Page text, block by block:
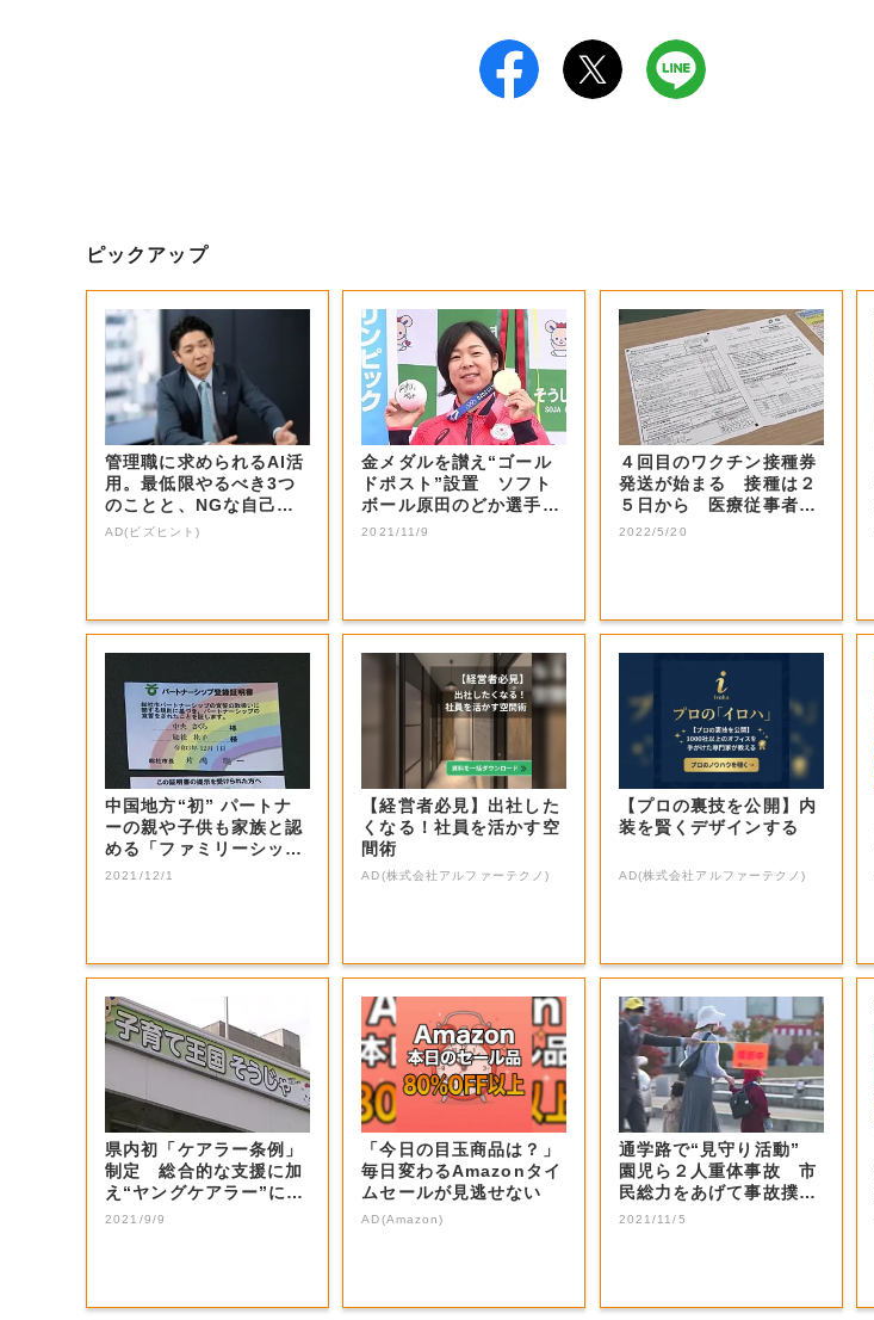
ピックアップ
管理職に求められるAI活
用。最低限やるべき3つ
のことと、NGな自己認
識
AD(ビズヒント)
金メダルを讃え“ゴール
ドポスト”設置 ソフト
ボール原田のどか選手に
市民栄誉賞【岡...
2021/11/9
４回目のワクチン接種券
発送が始まる 接種は２
５日から 医療従事者分
を発送【岡山・...
2022/5/20
中国地方“初” パートナ
ーの親や子供も家族と認
める「ファミリーシップ
制度」総社市...
2021/12/1
【経営者必見】出社した
くなる！社員を活かす空
間術
AD(株式会社アルファーテクノ)
【プロの裏技を公開】内
装を賢くデザインする
AD(株式会社アルファーテクノ)
県内初「ケアラー条例」
制定 総合的な支援に加
え“ヤングケアラー”には
教育の支援を...
2021/9/9
「今日の目玉商品は？」
毎日変わるAmazonタイ
ムセールが見逃せない
AD(Amazon)
通学路で“見守り活動”
園児ら２人重体事故 市
民総力をあげて事故撲滅
へ【岡山・総...
2021/11/5